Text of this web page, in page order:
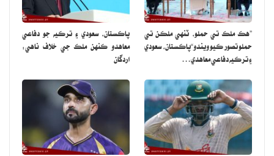
”هڪ ملڪ تي حملو، ٽنهي ملڪن تي
حملو تصور ڪيو ويندو“پاڪستان، سعودي
۽ ترڪيه دفاعي معاهدي…
پاڪستان، سعودي ۽ ترڪيه جو دفاعي
معاهدو ڪنهن ملڪ جي خلاف ناهي:
اردگان